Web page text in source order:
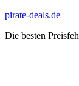
Zum
springen
pirate-deals.de
Die besten